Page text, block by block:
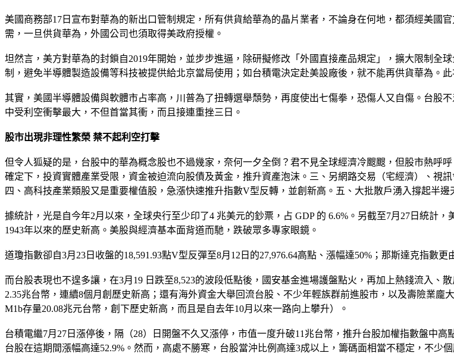
美國商務部17日宣布對華為的新出口管制規定，所有供貨給華為的晶片業者，不論身在何地，都須經美國
需，一旦供貨華為，外國公司也須取得美政府授權。
坦然言，美方對華為的封鎖自2019年開始，並步步進逼，除研擬修改「外國直接產品規定」，擴大限制全
制，避免半導體製造設備等科技被提供給北京當局使用；如台積電決定赴美設廠後，就不能再供貨華為。
其實，美國半導體設備與軟體市占率高，川普為了扭轉選舉頹勢，再度使出七傷拳，恐傷人又自傷。台股
中受利空衝擊最大，不但首當其衝，而且接連重挫三日。
股市出現非理性繁榮 禁不起利空打擊
但令人狐疑的是，台股中的華為概念股也不過幾家，奈何一夕全倒？君不見全球經濟冷颼颼，但股市熱呼
確定下，投資實體產業受限，資金被迫流向股債及黃金，推升資產泡沫。三、另網路交易（宅經濟）、視
四、高科技產業類股又是重要權值股，急漲快速推升指數V型反轉，並創新高。五、大批散戶湧入撐起半邊
據統計，光是自今年2月以來，全球央行至少印了4 兆美元的鈔票，占 GDP 的 6.6%。另截至7月27日統計
1943年以來的歷史新高。美股與經濟基本面背道而馳，跌破眾多專家眼鏡。
道瓊指數卻自3月23日收盤的18,591.93點V型反彈至8月12日的27,976.64高點、漲幅達50%；那斯達克指數
而台股表現也不遑多讓，在3月19 日跌至8,523的波段低點後，國安基金進場護盤點火，再加上熱錢流入、
2.35兆台幣，連續8個月創歷史新高；還有海外資金大舉回流台股、不少年輕族群前進股市，以及壽險業龐
M1b存量20.08兆元台幣，創下歷史新高，而且是自去年10月以來一路向上攀升）。
台積電繼7月27日漲停後，隔（28）日開盤不久又漲停，市值一度升破11兆台幣，推升台股加權指數盤中
台股在這期間漲幅高達52.9%。然而，高處不勝寒，台股當沖比例高達3成以上，籌碼面相當不穩定，不